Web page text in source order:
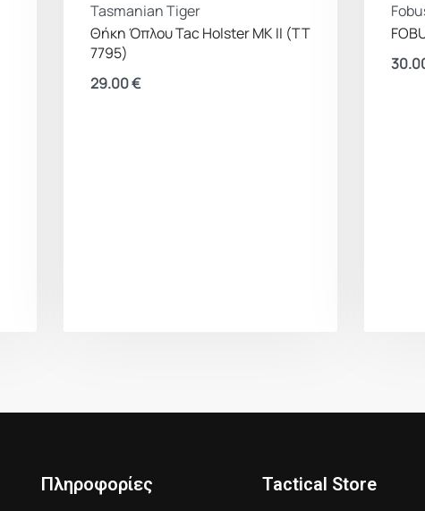
Tasmanian Tiger
Θήκη Όπλου Tac Holster MK II (TT
7795)
29.00€
Πληροφορίες Tactical Store